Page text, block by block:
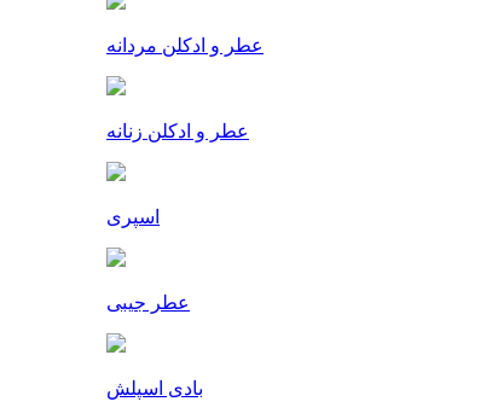
عطر و ادکلن مردانه
عطر و ادکلن زنانه
اسپری
عطر جیبی
بادی اسپلش